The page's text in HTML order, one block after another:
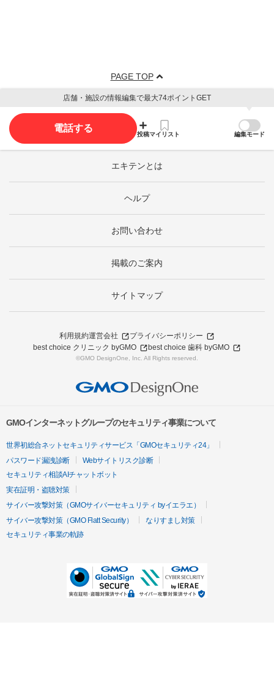
PAGE TOP
店舗・施設の情報編集で最大74ポイントGET
電話する
投稿マイリスト 編集モード
エキテンとは
ヘルプ
お問い合わせ
掲載のご案内
サイトマップ
利用規約運営会社
プライバシーポリシー
best choice クリニック byGMO
best choice 歯科 byGMO
©GMO DesignOne, Inc. All Rights reserved.
GMOインターネットグループのセキュリティ事業について
世界初総合ネットセキュリティサービス「GMOセキュリティ24」
パスワード漏洩診断
Webサイトリスク診断
セキュリティ相談AIチャットボット
実在証明・盗聴対策
サイバー攻撃対策（GMOサイバーセキュリティ byイエラエ）
サイバー攻撃対策（GMO Flatt Security）
なりすまし対策
セキュリティ事業の軌跡